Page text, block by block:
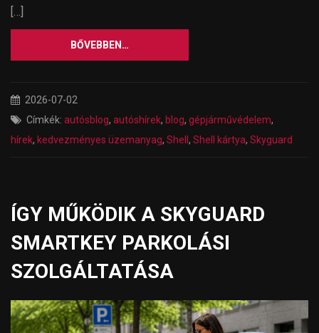
[…]
BŐVEBBEN…
2026-07-02
Címkék: autósblog, autóshírek, blog, gépjárművédelem,
hírek, kedvezményes üzemanyag, Shell , Shell kártya, Skyguard
ÍGY MŰKÖDIK A SKYGUARD
SMARTKEY PARKOLÁSI
SZOLGÁLTATÁSA